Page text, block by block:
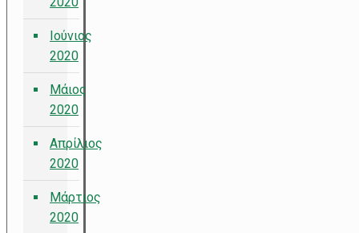
Ιούνιος
2020
Μάιος
2020
Απρίλιος
2020
Μάρτιος
2020